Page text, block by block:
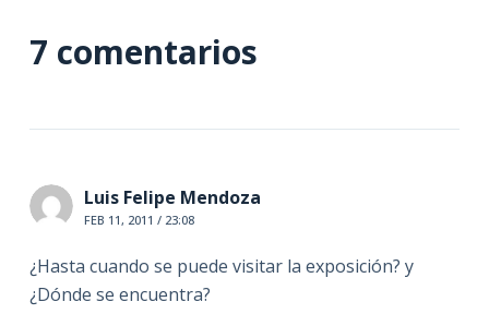
7 comentarios
Luis Felipe Mendoza
FEB 11, 2011 / 23:08
¿Hasta cuando se puede visitar la exposición? y
¿Dónde se encuentra?